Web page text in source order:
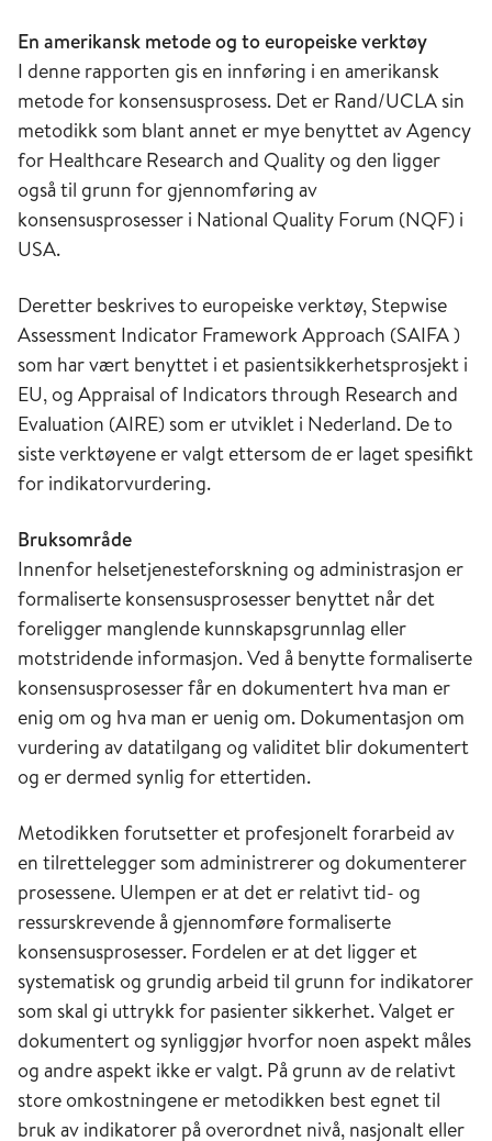
En amerikansk metode og to europeiske verktøy
I denne rapporten gis en innføring i en amerikansk
metode for konsensusprosess. Det er Rand/UCLA sin
metodikk som blant annet er mye benyttet av Agency
for Healthcare Research and Quality og den ligger
også til grunn for gjennomføring av
konsensusprosesser i National Quality Forum (NQF) i
USA.
Deretter beskrives to europeiske verktøy, Stepwise
Assessment Indicator Framework Approach (SAIFA )
som har vært benyttet i et pasientsikkerhetsprosjekt i
EU, og Appraisal of Indicators through Research and
Evaluation (AIRE) som er utviklet i Nederland. De to
siste verktøyene er valgt ettersom de er laget spesifikt
for indikatorvurdering.
Bruksområde
Innenfor helsetjenesteforskning og administrasjon er
formaliserte konsensusprosesser benyttet når det
foreligger manglende kunnskapsgrunnlag eller
motstridende informasjon. Ved å benytte formaliserte
konsensusprosesser får en dokumentert hva man er
enig om og hva man er uenig om. Dokumentasjon om
vurdering av datatilgang og validitet blir dokumentert
og er dermed synlig for ettertiden.
Metodikken forutsetter et profesjonelt forarbeid av
en tilrettelegger som administrerer og dokumenterer
prosessene. Ulempen er at det er relativt tid- og
ressurskrevende å gjennomføre formaliserte
konsensusprosesser. Fordelen er at det ligger et
systematisk og grundig arbeid til grunn for indikatorer
som skal gi uttrykk for pasienter sikkerhet. Valget er
dokumentert og synliggjør hvorfor noen aspekt måles
og andre aspekt ikke er valgt. På grunn av de relativt
store omkostningene er metodikken best egnet til
bruk av indikatorer på overordnet nivå, nasjonalt eller